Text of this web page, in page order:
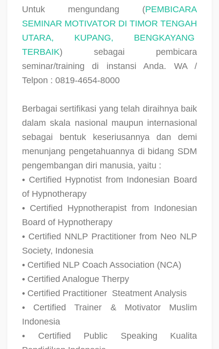
Untuk mengundang (PEMBICARA
SEMINAR MOTIVATOR DI TIMOR TENGAH
UTARA, KUPANG, BENGKAYANG
TERBAIK) sebagai pembicara
seminar/training di instansi Anda. WA /
Telpon : 0819-4654-8000
Berbagai sertifikasi yang telah diraihnya baik
dalam skala nasional maupun internasional
sebagai bentuk keseriusannya dan demi
menunjang pengetahuannya di bidang SDM
pengembangan diri manusia, yaitu :
• Certified Hypnotist from Indonesian Board
of Hypnotherapy
• Certified Hypnotherapist from Indonesian
Board of Hypnotherapy
• Certified NNLP Practitioner from Neo NLP
Society, Indonesia
• Certified NLP Coach Association (NCA)
• Certified Analogue Therpy
• Certified Practitioner Steatment Analysis
• Certified Trainer & Motivator Muslim
Indonesia
• Certified Public Speaking Kualita